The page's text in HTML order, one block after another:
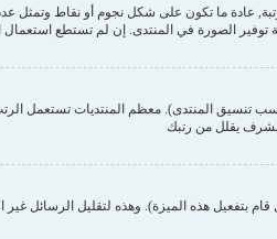
توفير الصورة في المنتدى. إن لم تستطع
تنسيق المنتدى). معظم المنتديات تستعمل
يقلل من رتبك
بتفعيل هذه الميزة). وهذه لتقليل الرسائل